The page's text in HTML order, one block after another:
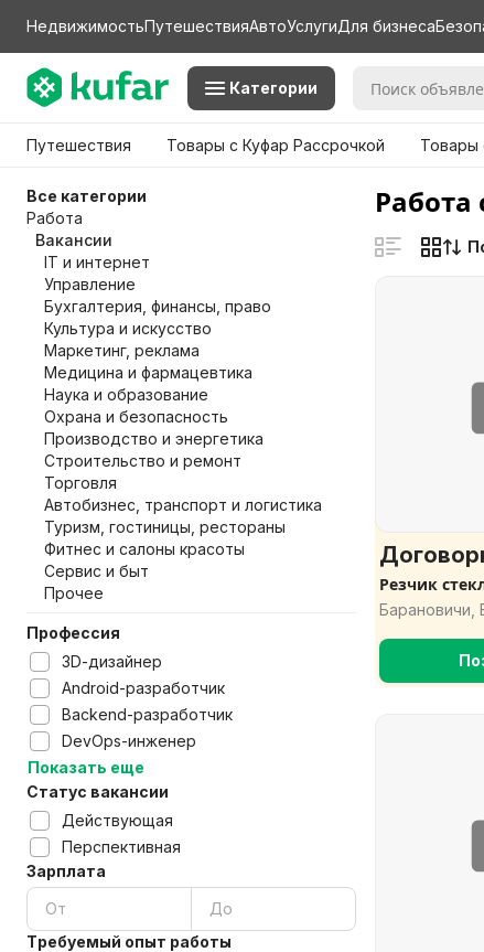
НедвижимостьПутешествияАвтоУслугиДля бизнеса
Категории
Путешествия Товары с Куфар Рассрочкой Товары
Все категории
Работа
Вакансии
IT и интернет
Управление
Бухгалтерия, финансы, право
Культура и искусство
Маркетинг, реклама
Медицина и фармацевтика
Наука и образование
Охрана и безопасность
Производство и энергетика
Строительство и ремонт
Торговля
Автобизнес, транспорт и логистика
Туризм, гостиницы, рестораны
Фитнес и салоны красоты
Сервис и быт
Прочее
Профессия
3D-дизайнер
Android-разработчик
Backend-разработчик
DevOps-инженер
Показать еще
Статус вакансии
Действующая
Перспективная
Зарплата
Требуемый опыт работы
Работа
Резчик
Барановичи,